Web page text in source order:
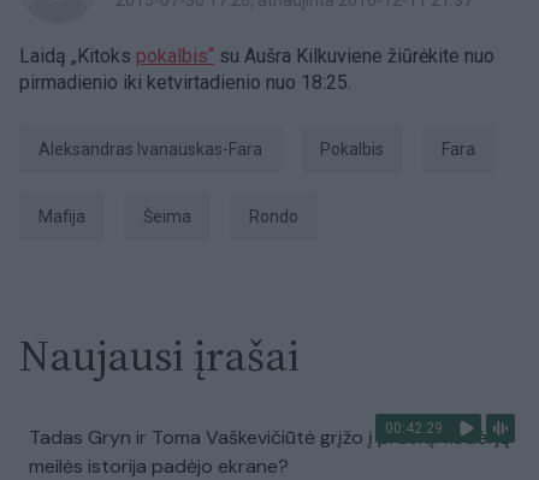
Laidą „Kitoks pokalbis“ su Aušra Kilkuviene žiūrėkite nuo
pirmadienio iki ketvirtadienio nuo 18:25.
Aleksandras Ivanauskas-Fara pokalbis Fara
Mafija Šeima Rondo
Naujausi įrašai
00:42:29
Tadas Gryn ir Toma Vaškevičiūtė grįžo į praeitį: kodėl jų
meilės istorija padėjo ekrane?